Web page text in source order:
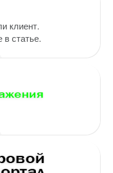
клиент.
в статье.